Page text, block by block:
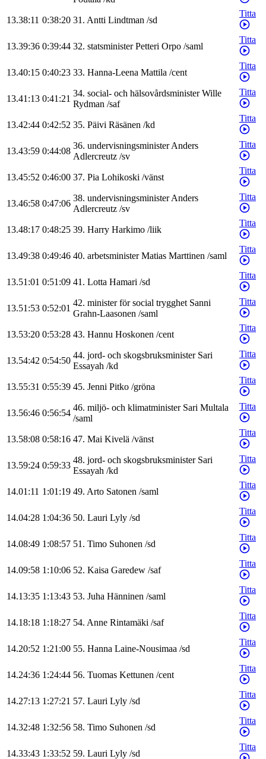
13.38:11 0:38:20 31. Antti Lindtman /sd
Titta
13.39:36 0:39:44 32. statsminister Petteri Orpo /saml
Titta
13.40:15 0:40:23 33. Hanna-Leena Mattila /cent
Titta
13.41:13 0:41:21
34. social- och hälsovårdsminister Wille
Rydman /saf
Titta
13.42:44 0:42:52 35. Päivi Räsänen /kd
Titta
13.43:59 0:44:08
36. undervisningsministerAnders
Adlercreutz /sv
Titta
13.45:52 0:46:00 37. Pia Lohikoski /vänst
Titta
13.46:58 0:47:06
38. undervisningsministerAnders
Adlercreutz /sv
Titta
13.48:17 0:48:25 39. Harry Harkimo /liik
Titta
13.49:38 0:49:46 40. arbetsminister Matias Marttinen /saml
Titta
13.51:01 0:51:09 41. Lotta Hamari /sd
Titta
13.51:53 0:52:01
42. minister för social trygghet Sanni
Grahn-Laasonen /saml
Titta
13.53:20 0:53:28 43. Hannu Hoskonen /cent
Titta
13.54:42 0:54:50
44. jord- och skogsbruksminister Sari
Essayah /kd
Titta
13.55:31 0:55:39 45. Jenni Pitko /gröna
Titta
13.56:46 0:56:54
46. miljö- och klimatminister Sari Multala
/saml
Titta
13.58:08 0:58:16 47. Mai Kivelä /vänst
Titta
13.59:24 0:59:33
48. jord- och skogsbruksminister Sari
Essayah /kd
Titta
14.01:11 1:01:19 49. Arto Satonen /saml
Titta
14.04:28 1:04:36 50. Lauri Lyly /sd
Titta
14.08:49 1:08:57 51. Timo Suhonen /sd
Titta
14.09:58 1:10:06 52. Kaisa Garedew /saf
Titta
14.13:35 1:13:43 53. Juha Hänninen /saml
Titta
14.18:18 1:18:27 54. Anne Rintamäki /saf
Titta
14.20:52 1:21:00 55. Hanna Laine-Nousimaa /sd
Titta
14.24:36 1:24:44 56. Tuomas Kettunen /cent
Titta
14.27:13 1:27:21 57. Lauri Lyly /sd
Titta
14.32:48 1:32:56 58. Timo Suhonen /sd
Titta
14.33:43 1:33:52 59. Lauri Lyly /sd
Titta